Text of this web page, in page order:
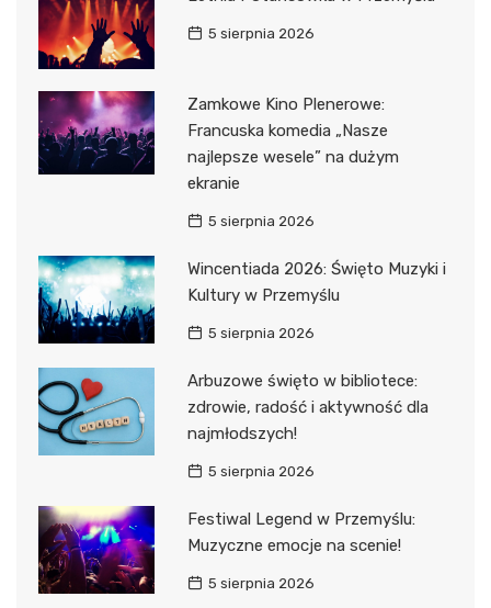
5 sierpnia 2026
Zamkowe Kino Plenerowe:
Francuska komedia „Nasze
najlepsze wesele” na dużym
ekranie
5 sierpnia 2026
Wincentiada 2026: Święto Muzyki i
Kultury w Przemyślu
5 sierpnia 2026
Arbuzowe święto w bibliotece:
zdrowie, radość i aktywność dla
najmłodszych!
5 sierpnia 2026
Festiwal Legend w Przemyślu:
Muzyczne emocje na scenie!
5 sierpnia 2026